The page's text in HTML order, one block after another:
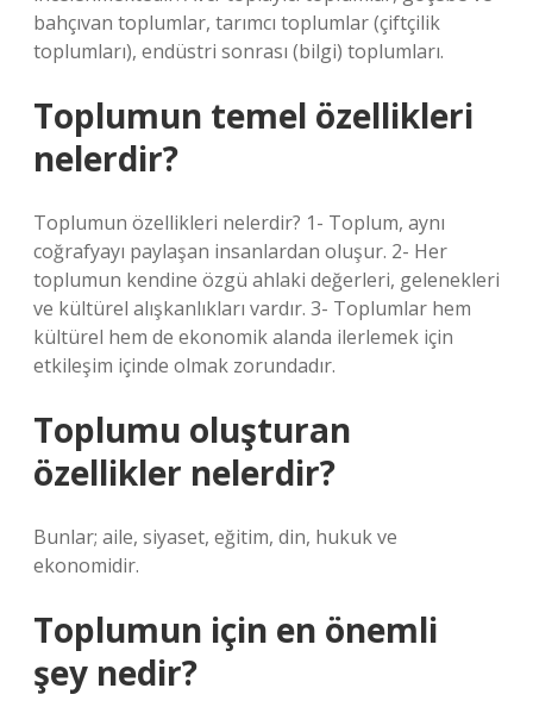
bahçıvan toplumlar, tarımcı toplumlar (çiftçilik
toplumları), endüstri sonrası (bilgi) toplumları.
Toplumun temel özellikleri
nelerdir?
Toplumun özellikleri nelerdir? 1- Toplum, aynı
coğrafyayı paylaşan insanlardan oluşur. 2- Her
toplumun kendine özgü ahlaki değerleri, gelenekleri
ve kültürel alışkanlıkları vardır. 3- Toplumlar hem
kültürel hem de ekonomik alanda ilerlemek için
etkileşim içinde olmak zorundadır.
Toplumu oluşturan
özellikler nelerdir?
Bunlar; aile, siyaset, eğitim, din, hukuk ve
ekonomidir.
Toplumun için en önemli
şey nedir?